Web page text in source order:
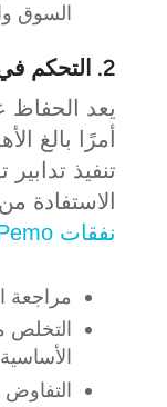
السوق
2. التحكم في المصروفات
يعد
أمرًا بالغ
تنفيذ
الاستفادة
نفقات Pemo
مراجعة
التخلص
الأساسية